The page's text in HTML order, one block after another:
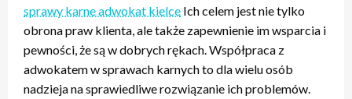
sprawy karne adwokat kielce Ich celem jest nie tylko
obrona praw klienta, ale także zapewnienie im wsparcia i
pewności, że są w dobrych rękach. Współpraca z
adwokatem w sprawach karnych to dla wielu osób
nadzieja na sprawiedliwe rozwiązanie ich problemów.